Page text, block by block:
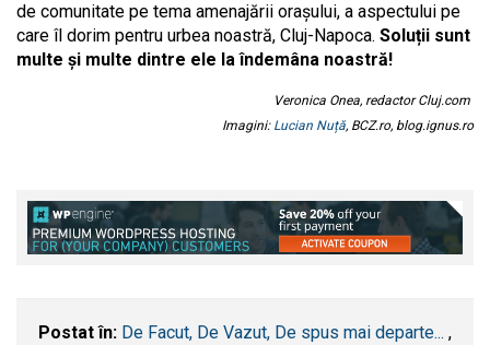
de comunitate pe tema amenajării orașului, a aspectului pe
care îl dorim pentru urbea noastră, Cluj-Napoca. Soluții sunt
multe și multe dintre ele la îndemâna noastră!
Veronica Onea, redactor Cluj.com
Imagini: Lucian Nuță, BCZ.ro, blog.ignus.ro
Postat în: De Facut, De Vazut, De spus mai departe... ,